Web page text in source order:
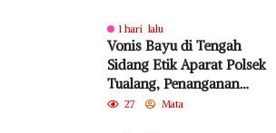
1 hari lalu
Vonis Bayu di Tengah
Sidang Etik Aparat Polsek
Tualang, Penanganan
Perkara Kembali Jadi
27 Mata